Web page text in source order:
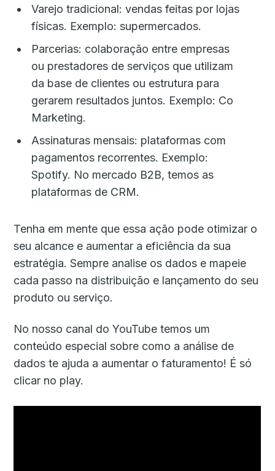
Varejo tradicional: vendas feitas por lojas
físicas. Exemplo: supermercados.
Parcerias: colaboração entre empresas
ou prestadores de serviços que utilizam
da base de clientes ou estrutura para
gerarem resultados juntos. Exemplo: Co
Marketing.
Assinaturas mensais: plataformas com
pagamentos recorrentes. Exemplo:
Spotify. No mercado B2B, temos as
plataformas de CRM.
Tenha em mente que essa ação pode otimizar o
seu alcance e aumentar a eficiência da sua
estratégia. Sempre analise os dados e mapeie
cada passo na distribuição e lançamento do seu
produto ou serviço.
No nosso canal do YouTube temos um
conteúdo especial sobre como a análise de
dados te ajuda a aumentar o faturamento! É só
clicar no play.